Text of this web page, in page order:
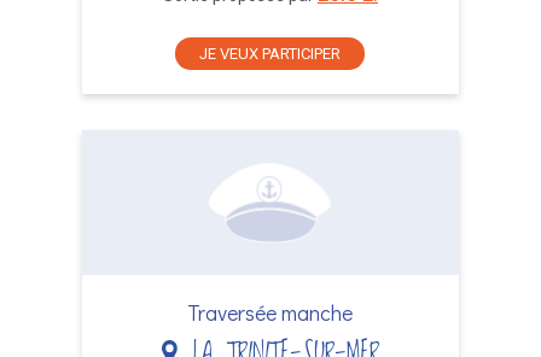
JE VEUX PARTICIPER
Traversée manche